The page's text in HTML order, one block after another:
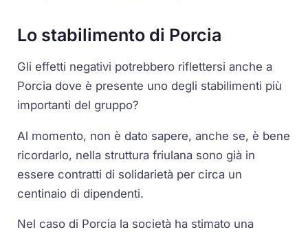
Lo stabilimento di Porcia
Gli effetti negativi potrebbero riflettersi anche a
Porcia dove è presente uno degli stabilimenti più
importanti del gruppo?
Al momento, non è dato sapere, anche se, è bene
ricordarlo, nella struttura friulana sono già in
essere contratti di solidarietà per circa un
centinaio di dipendenti.
Nel caso di Porcia la società ha stimato una